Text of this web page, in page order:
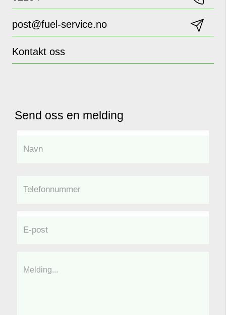
post@fuel-service.no
Kontakt oss
Send oss en melding